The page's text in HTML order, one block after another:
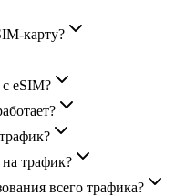
карту?
eSIM?
трафик?
всего трафика?